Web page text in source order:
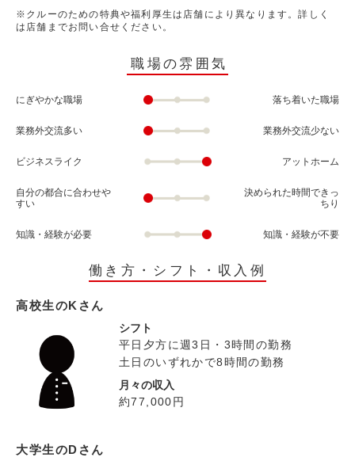
※クルーのための特典や福利厚生は店舗により異なります。詳しく
は店舗までお問い合せください。
職場の雰囲気
にぎやかな職場 落ち着いた職場
業務外交流多い 業務外交流少ない
ビジネスライク アットホーム
自分の都合に合わせや
すい
決められた時間できっ
ちり
知識・経験が必要 知識・経験が不要
働き方・シフト・収入例
高校生のKさん
シフト
平日夕方に週3日・3時間の勤務
土日のいずれかで8時間の勤務
月々の収入
約77,000円
大学生のDさん